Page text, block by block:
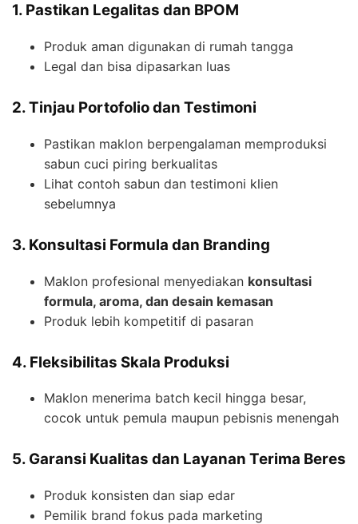
1. Pastikan Legalitas dan BPOM
Produk aman digunakan di rumah tangga
Legal dan bisa dipasarkan luas
2. Tinjau Portofolio dan Testimoni
Pastikan maklon berpengalaman memproduksi
sabun cuci piring berkualitas
Lihat contoh sabun dan testimoni klien
sebelumnya
3. Konsultasi Formula dan Branding
Maklon profesional menyediakan konsultasi
formula, aroma, dan desain kemasan
Produk lebih kompetitif di pasaran
4. Fleksibilitas Skala Produksi
Maklon menerima batch kecil hingga besar,
cocok untuk pemula maupun pebisnis menengah
5. Garansi Kualitas dan Layanan Terima Beres
Produk konsisten dan siap edar
Pemilik brand fokus pada marketing